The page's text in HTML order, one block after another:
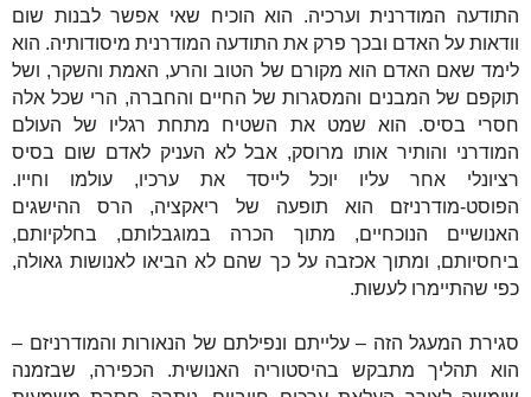
התודעה המודרנית וערכיה. הוא הוכיח שאי אפשר לבנות שום
וודאות על האדם ובכך פרק את התודעה המודרנית מיסודותיה. הוא
לימד שאם האדם הוא מקורם של הטוב והרע, האמת והשקר, ושל
תוקפם של המבנים והמסגרות של החיים והחברה, הרי שכל אלה
חסרי בסיס. הוא שמט את השטיח מתחת רגליו של העולם
המודרני והותיר אותו מרוסק, אבל לא העניק לאדם שום בסיס
רציונלי אחר עליו יוכל לייסד את ערכיו, עולמו וחייו.
הפוסט-מודרניזם הוא תופעה של ריאקציה, הרס ההישגים
האנושיים הנוכחיים, מתוך הכרה במוגבלותם, בחלקיותם,
ביחסיותם, ומתוך אכזבה על כך שהם לא הביאו לאנושות גאולה,
כפי שהתיימרו לעשות.
סגירת המעגל הזה – עלייתם ונפילתם של הנאורות והמודרניזם –
הוא תהליך מתבקש בהיסטוריה האנושית. הכפירה, שבזמנה